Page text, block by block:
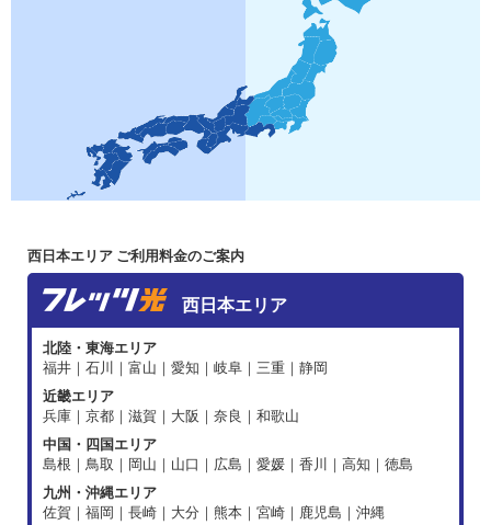
西日本エリア ご利用料金のご案内
西日本エリア
北陸・東海エリア
福井｜石川｜富山｜愛知｜岐阜｜三重｜静岡
近畿エリア
兵庫｜京都｜滋賀｜大阪｜奈良｜和歌山
中国・四国エリア
島根｜鳥取｜岡山｜山口｜広島｜愛媛｜香川｜高知｜徳島
九州・沖縄エリア
佐賀｜福岡｜長崎｜大分｜熊本｜宮崎｜鹿児島｜沖縄